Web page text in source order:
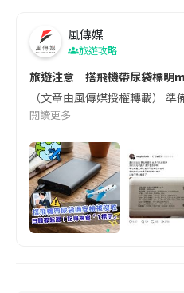
風傳媒
旅遊攻略
旅遊注意｜搭飛機帶尿袋標明
（文章由風傳媒授權轉載）
閱讀更多